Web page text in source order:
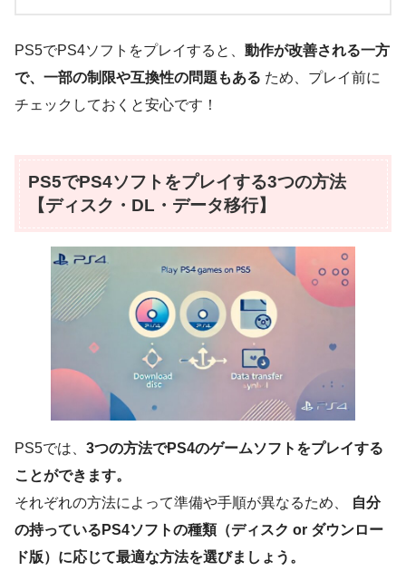
PS5でPS4ソフトをプレイすると、 動作が改善される一方
で、一部の制限や互換性の問題もある ため、プレイ前に
チェックしておくと安心です！
PS5でPS4ソフトをプレイする3つの方法
【ディスク・DL・データ移行】
PS5では、 3つの方法でPS4のゲームソフトをプレイする
ことができます。
それぞれの方法によって準備や手順が異なるため、
自分
の持っているPS4ソフトの種類（ディスク or ダウンロー
ド版）に応じて最適な方法を選びましょう。